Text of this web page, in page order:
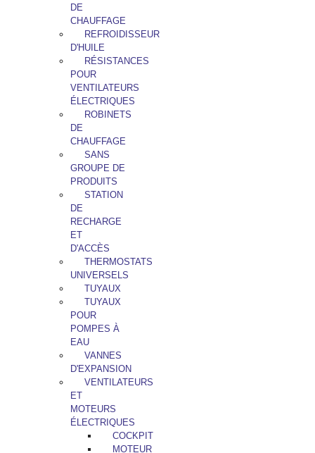
DE
CHAUFFAGE
REFROIDISSEUR
D'HUILE
RÉSISTANCES
POUR
VENTILATEURS
ÉLECTRIQUES
ROBINETS
DE
CHAUFFAGE
SANS
GROUPE DE
PRODUITS
STATION
DE
RECHARGE
ET
D'ACCÈS
THERMOSTATS
UNIVERSELS
TUYAUX
TUYAUX
POUR
POMPES À
EAU
VANNES
D'EXPANSION
VENTILATEURS
ET
MOTEURS
ÉLECTRIQUES
COCKPIT
MOTEUR